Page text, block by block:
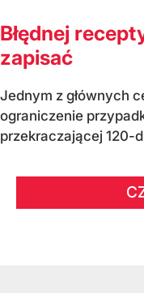
Błędnej
zapisać
Jednym z głównych
ograniczenie
przekraczającej 120-